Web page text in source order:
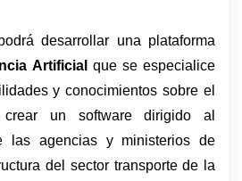
desarrollar una plataforma
Artificial que se especialice
y conocimientos sobre el
crear un software dirigido al
las agencias y ministerios de
del sector transporte de la